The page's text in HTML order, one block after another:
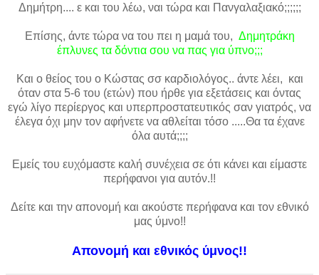
Δημήτρη.... ε και του λέω, ναι τώρα και Πανγαλαξιακό;;;;;;
Επίσης, άντε τώρα να του πει η μαμά του, Δημητράκη
έπλυνες τα δόντια σου να πας για ύπνο;;;
Και ο θείος του ο Κώστας σσ καρδιολόγος.. άντε λέει, και
όταν στα 5-6 του (ετών) που ήρθε για εξετάσεις και όντας
εγώ λίγο περίεργος και υπερπροστατευτικός σαν γιατρός, να
έλεγα όχι μην τον αφήνετε να αθλείται τόσο .....Θα τα έχανε
όλα αυτά;;;;
Εμείς του ευχόμαστε καλή συνέχεια σε ότι κάνει και είμαστε
περήφανοι για αυτόν.!!
Δείτε και την απονομή και ακούστε περήφανα και τον εθνικό
μας ύμνο!!
Απονομή και εθνικός ύμνος!!